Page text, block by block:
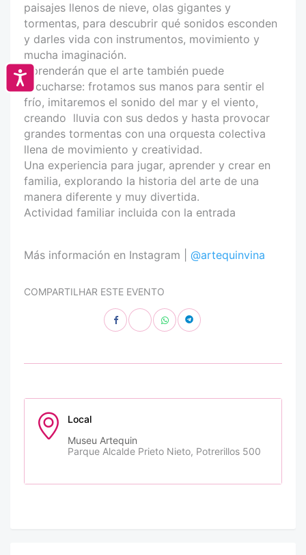
Accesibilidad
paisajes llenos de nieve, olas gigantes y
tormentas, para descubrir qué sonidos esconden
y darles vida con instrumentos, movimiento y
mucha imaginación.
Aprenderán que el arte también puede
escucharse: frotamos sus manos para sentir el
frío, imitaremos el sonido del mar y el viento,
creando lluvia con sus dedos y hasta provocar
grandes tormentas con una orquesta colectiva
llena de movimiento y creatividad.
Una experiencia para jugar, aprender y crear en
familia, explorando la historia del arte de una
manera diferente y muy divertida.
Actividad familiar incluida con la entrada
Más información en Instagram | @artequinvina
COMPARTILHAR ESTE EVENTO
Local
Museu Artequin
Parque Alcalde Prieto Nieto, Potrerillos 500